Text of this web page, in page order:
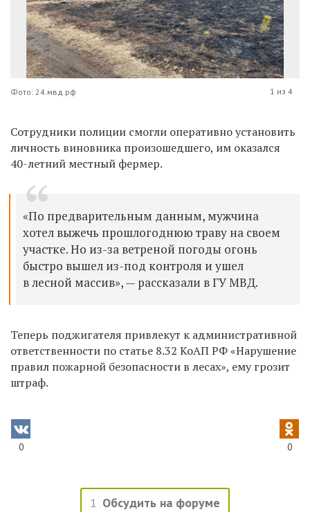
Фото: 24.мвд.рф 1 из 4
Сотрудники полиции смогли оперативно установить
личность виновника произошедшего, им оказался
40-летний местный фермер.
«По предварительным данным, мужчина
хотел выжечь прошлогоднюю траву на своем
участке. Но из-за ветреной погоды огонь
быстро вышел из-под контроля и ушел
в лесной массив», — рассказали в ГУ МВД.
Теперь поджигателя привлекут к административной
ответственности по статье 8.32 КоАП РФ «Нарушение
правил пожарной безопасности в лесах», ему грозит
штраф.
0 0
1 Обсудить на форуме